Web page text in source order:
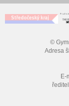
©
Adresa
E-